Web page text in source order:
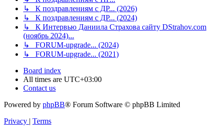
↳ К поздравлениям с ДР... (2026)
↳ К поздравлениям с ДР... (2024)
↳ К Интервью Даниила Страхова сайту DStrahov.com
(ноябрь 2024)...
↳ FORUM-upgrade... (2024)
↳ FORUM-upgrade... (2021)
Board index
All times are UTC+03:00
Contact us
Powered by phpBB® Forum Software © phpBB Limited
Privacy | Terms